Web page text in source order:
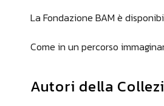
La Fondazione BAM è
Come in un percorso
Autori della